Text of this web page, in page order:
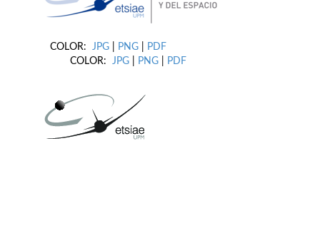
COLOR: JPG PNG
PDF
COLOR: JPG PNG PDF